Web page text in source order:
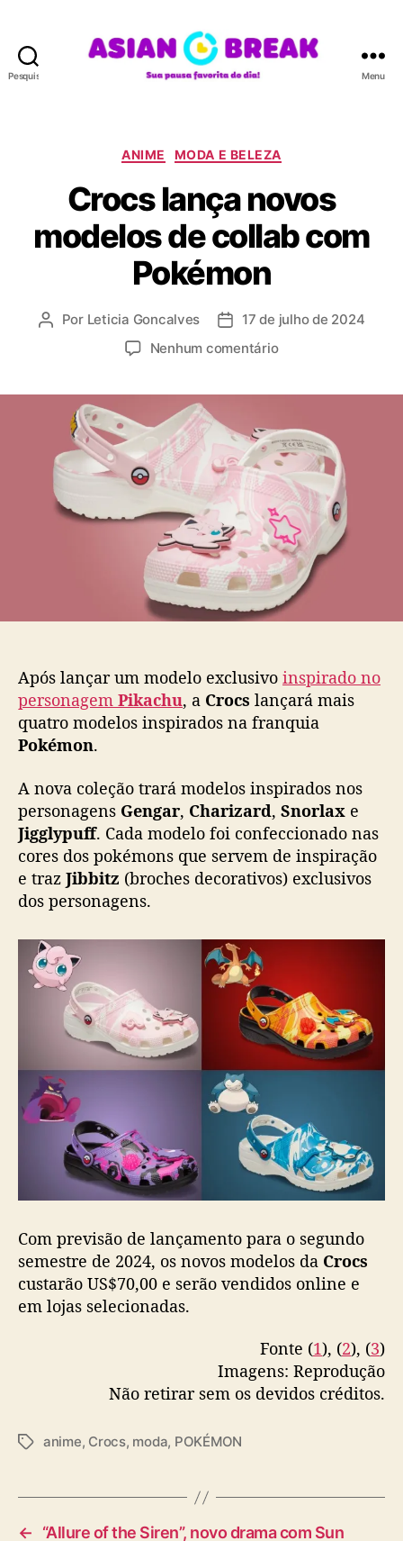
Pesquisar
A
B
R
E
A
K
Menu
C
t
e
g
o
r
i
ANIME MODA E BELEZA
Crocs lança novos
modelos de collab com
Pokémon
A
r
Por Leticia Goncalves
D
d
p
u
b
l
c
ç
ã
o
17 de julho de 2024
Nenhum comentárioe
o
c
s
a
n
ç
a
n
o
v
m
o
d
o
s
e
c
o
a
o
m
P
m
o
n
Após lançar um modelo exclusivo inspirado no
personagem Pikachu, a Crocs lançará mais
quatro modelos inspirados na franquia
Pokémon.
A nova coleção trará modelos inspirados nos
personagens Gengar, Charizard, Snorlax e
Jigglypuff. Cada modelo foi confeccionado nas
cores dos pokémons que servem de inspiração
e traz Jibbitz (broches decorativos) exclusivos
dos personagens.
Com previsão de lançamento para o segundo
semestre de 2024, os novos modelos da Crocs
custarão US$70,00 e serão vendidos online e
em lojas selecionadas.
Fonte (1), (2), (3)
Imagens: Reprodução
Não retirar sem os devidos créditos.
T
s
anime, Crocs, moda, POKÉMON
←
“Allure of the Siren”, novo drama com Sun